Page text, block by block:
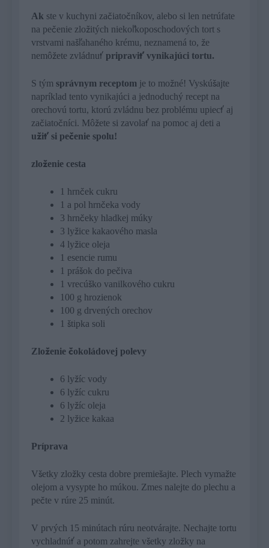
Ak ste v kuchyni začiatočníkov, alebo si len netrúfate
na pečenie zložitých niekoľkoposchodových tort s
vrstvami našľahaného krému, neznamená to, že
nemôžete zvládnuť pripraviť vynikajúci tortu.
S tým správnym receptom je to možné! Vyskúšajte
napríklad tento vynikajúci a jednoduchý recept na
orechovú tortu, ktorú zvládnu bez problému upiecť aj
začiatočníci. Môžete si zavolať na pomoc aj deti a
užiť si pečenie spolu!
zloženie cesta
1 hrnček cukru
1 a pol hrnčeka vody
3 hrnčeky hladkej múky
3 lyžice kakaového masla
4 lyžice oleja
1 esencie rumu
1 prášok do pečiva
1 vrecúško vanilkového cukru
100 g hrozienok
100 g drvených orechov
1 štipka soli
Zloženie čokoládovej polevy
6 lyžíc vody
6 lyžíc cukru
6 lyžíc oleja
2 lyžice kakaa
Príprava
Všetky zložky cesta dobre premiešajte. Plech vymažte
olejom a vysypte ho múkou. Zmes nalejte do plechu a
pečte v rúre 25 minút.
V prvých 15 minútach rúru neotvárajte. Nechajte tortu
vychladnúť a potom zahrejte všetky zložky na